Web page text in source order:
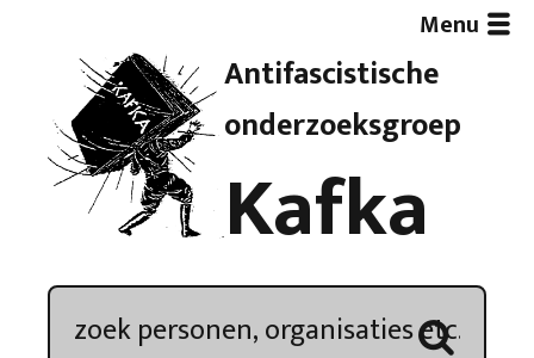
Antifascistische
onderzoeksgroep
Kafka
Menu
Artikelen
Demonstratieoverzicht
Kroniek